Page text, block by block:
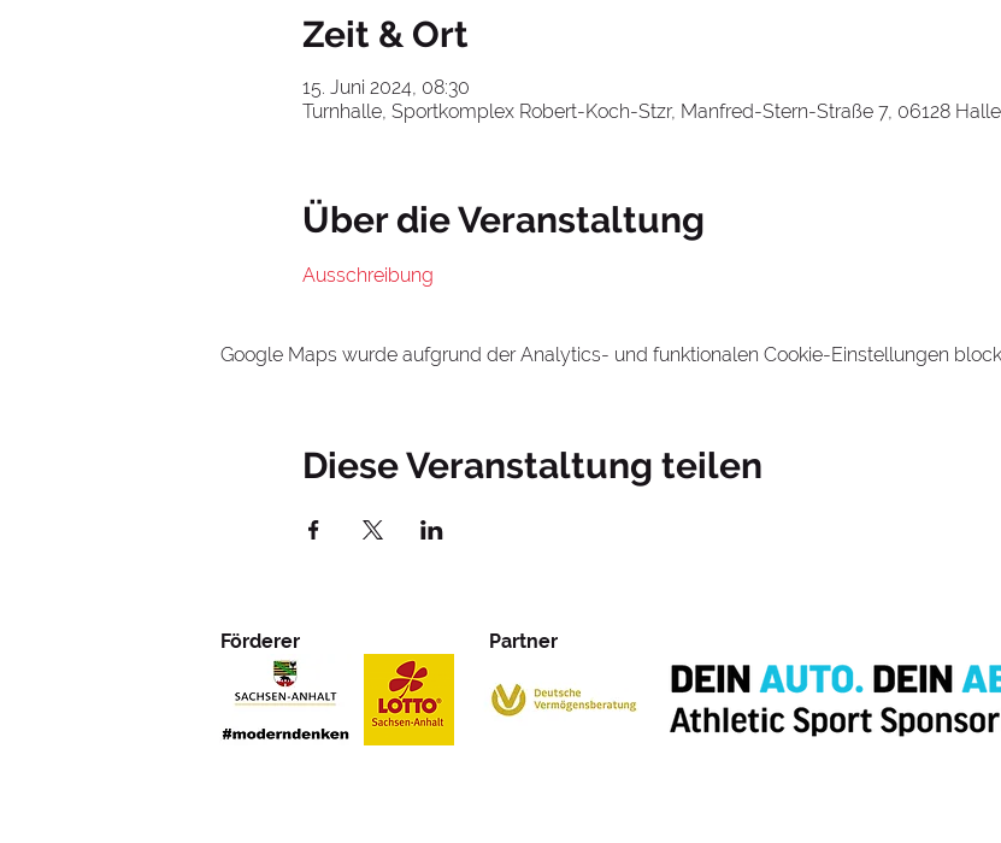
Zeit & Ort
15. Juni 2024, 08:30
Turnhalle, Sportkomplex Robert-Koch-Stzr, Manfred-Stern-Straße 7, 06128
Über die Veranstaltung
Ausschreibung
Google Maps wurde aufgrund der Analytics- und funktionalen Cookie-Einstellungen
Diese Veranstaltung teilen
Förderer Partner